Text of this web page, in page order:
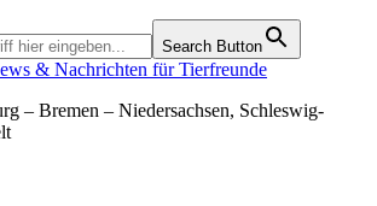
Search Button
& Nachrichten für Tierfreunde
– Bremen – Niedersachsen, Schleswig-